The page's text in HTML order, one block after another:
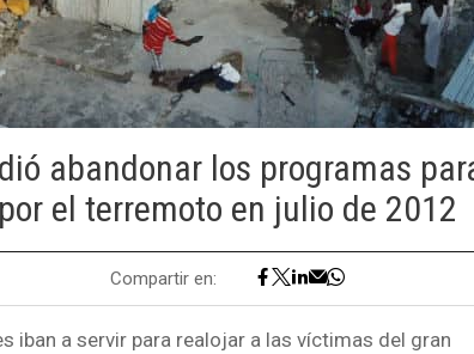
abandonar los programas
por el terremoto en julio de 2012
Compartir en:
iban a servir para realojar a las víctimas del gran